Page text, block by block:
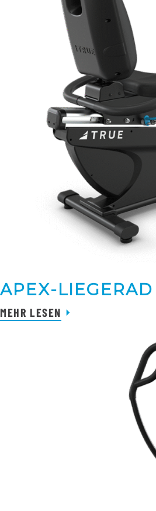
APEX-LIEGERAD
MEHR LESEN